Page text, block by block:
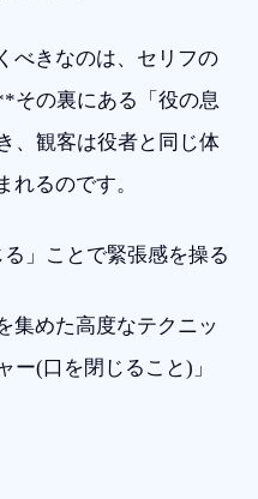
べきなのは、セリフの
その裏にある「役の息
、観客は役者と同じ体
れるのです。
る」ことで緊張感を操る
集めた高度なテクニッ
(口を閉じること)」